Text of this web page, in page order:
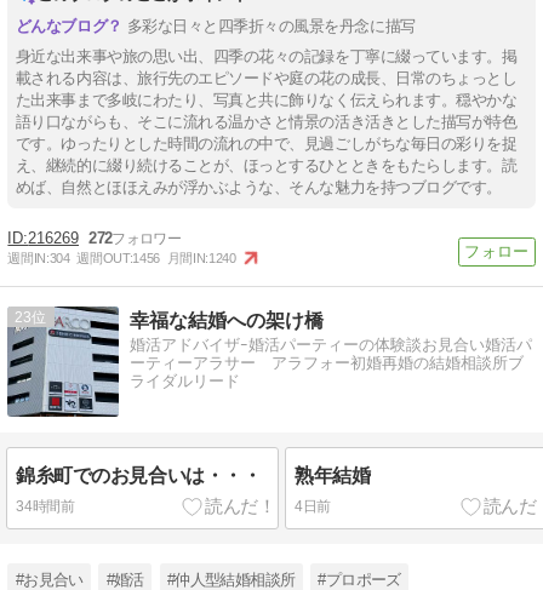
多彩な日々と四季折々の風景を丹念に描写
身近な出来事や旅の思い出、四季の花々の記録を丁寧に綴っています。掲
載される内容は、旅行先のエピソードや庭の花の成長、日常のちょっとし
た出来事まで多岐にわたり、写真と共に飾りなく伝えられます。穏やかな
語り口ながらも、そこに流れる温かさと情景の活き活きとした描写が特色
です。ゆったりとした時間の流れの中で、見過ごしがちな毎日の彩りを捉
え、継続的に綴り続けることが、ほっとするひとときをもたらします。読
めば、自然とほほえみが浮かぶような、そんな魅力を持つブログです。
216269 272
週間IN:304 週間OUT:1456 月間IN:1240
23 幸福な結婚への架け橋
婚活アドバイザｰ婚活パーティーの体験談お見合い婚活パ
ーティーアラサー アラフォー初婚再婚の結婚相談所ブ
ライダルリード
錦糸町でのお見合いは・・・
34時間前
熟年結婚
4日前
#お見合い #婚活 #仲人型結婚相談所 #プロポーズ